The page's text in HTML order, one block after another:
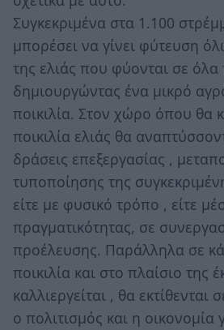
Συγκεκριμένα στα 1.100
μπορέσει να γίνει φύτευση
της ελιάς που φύονται σε όλα
δημιουργώντας ένα μικρό
ποικιλία. Στον χώρο όπου θα
ποικιλία ελιάς θα
δράσεις επεξεργασίας ,
τυποποίησης της
είτε με φυσικό τρόπο , είτε
πραγματικότητας, σε
προέλευσης. Παράλληλα σε
ποικιλία και στο πλαίσιο της
καλλιεργείται , θα εκτίθενται
ο πολιτισμός και η